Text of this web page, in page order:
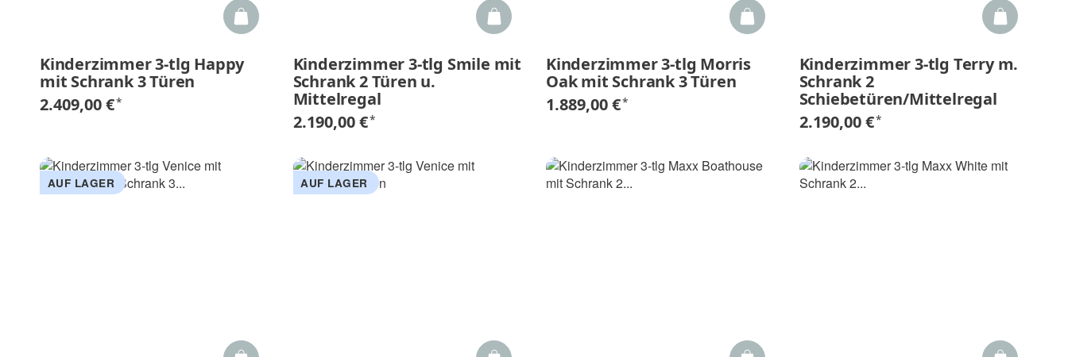
Kinderzimmer 3-tlg Happy
mit Schrank 3 Türen
2.409,00 €*
Kinderzimmer 3-tlg Smile mit
Schrank 2 Türen u.
Mittelregal
2.190,00 €*
Kinderzimmer 3-tlg Morris
Oak mit Schrank 3 Türen
1.889,00 €*
Kinderzimmer 3-tlg Terry m.
Schrank 2
Schiebetüren/Mittelregal
2.190,00 €*
AUF LAGER AUF LAGER